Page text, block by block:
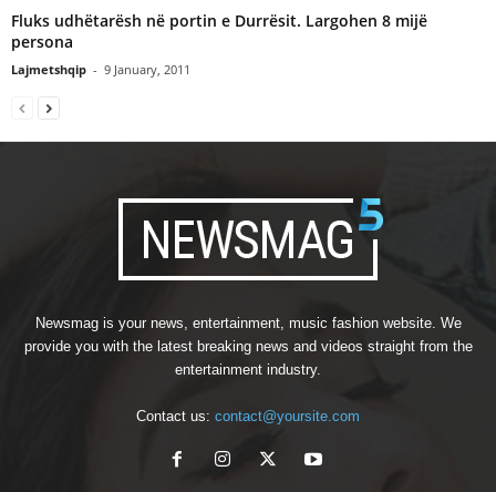
Fluks udhëtarësh në portin e Durrësit. Largohen 8 mijë
persona
Lajmetshqip - 9 January, 2011
Newsmag is your news, entertainment, music fashion website. We
provide you with the latest breaking news and videos straight from the
entertainment industry.
Contact us: contact@yoursite.com